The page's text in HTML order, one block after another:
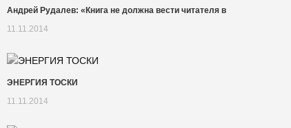
Андрей Рудалев: «Книга не должна вести читателя в
11.11.2014
ЭНЕРГИЯ ТОСКИ
11.11.2014